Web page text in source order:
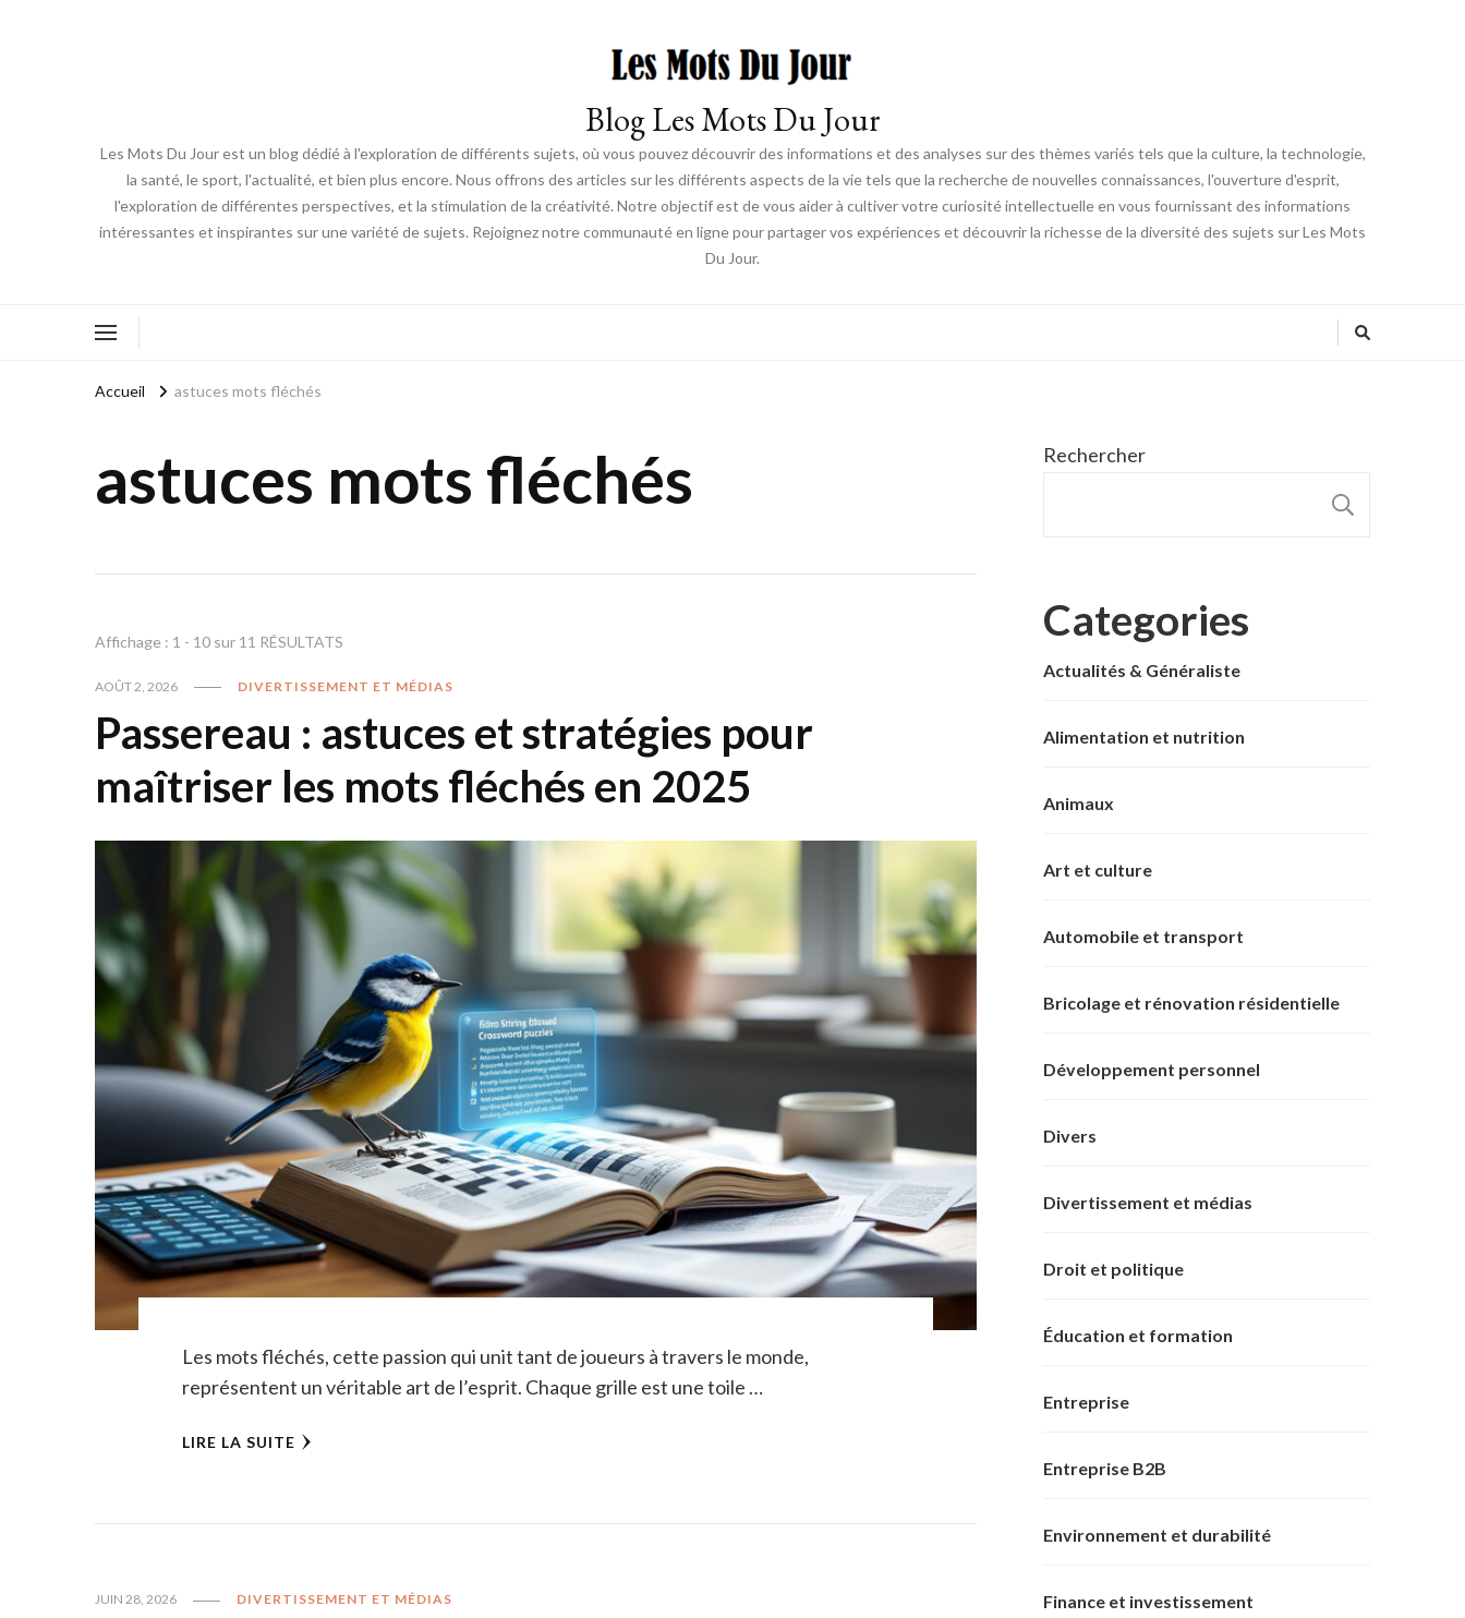
Blog Les Mots Du Jour
Les Mots Du Jour est un blog dédié à l'exploration de différents sujets, où vous pouvez découvrir des informations et des analyses sur des thèmes variés tels que la culture, la technologie,
la santé, le sport, l'actualité, et bien plus encore. Nous offrons des articles sur les différents aspects de la vie tels que la recherche de nouvelles connaissances, l'ouverture d'esprit,
l'exploration de différentes perspectives, et la stimulation de la créativité. Notre objectif est de vous aider à cultiver votre curiosité intellectuelle en vous fournissant des informations
intéressantes et inspirantes sur une variété de sujets. Rejoignez notre communauté en ligne pour partager vos expériences et découvrir la richesse de la diversité des sujets sur Les Mots
Du Jour.
Accueil astuces mots fléchés
astuces mots fléchés
Affichage : 1 - 10 sur 11 RÉSULTATS
AOÛT 2, 2026 DIVERTISSEMENT ET MÉDIAS
Passereau : astuces et stratégies pour
maîtriser les mots fléchés en 2025
Les mots fléchés, cette passion qui unit tant de joueurs à travers le monde,
représentent un véritable art de l’esprit. Chaque grille est une toile …
LIRE LA SUITE
JUIN 28, 2026 DIVERTISSEMENT ET MÉDIAS
Rechercher
Categories
Actualités & Généraliste
Alimentation et nutrition
Animaux
Art et culture
Automobile et transport
Bricolage et rénovation résidentielle
Développement personnel
Divers
Divertissement et médias
Droit et politique
Éducation et formation
Entreprise
Entreprise B2B
Environnement et durabilité
Finance et investissement